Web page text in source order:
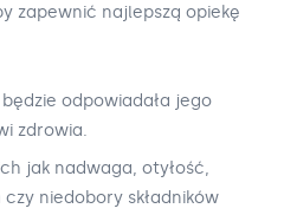
zapewnić najlepszą opiekę
odpowiadała jego
zdrowia.
jak nadwaga, otyłość,
niedobory składników